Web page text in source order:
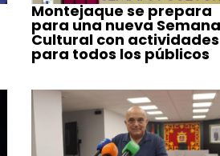
Montejaque se prepara
para una nueva Semana
Cultural con actividades
para todos los públicos